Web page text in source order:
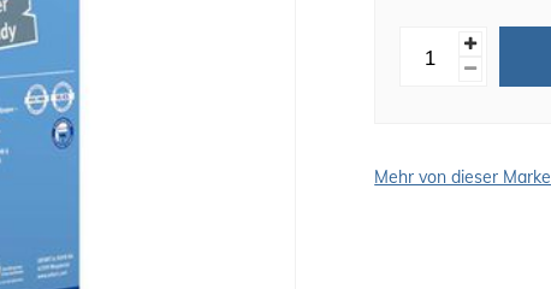
Mehr von dieser Marke